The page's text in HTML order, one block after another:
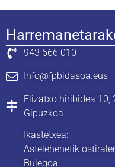
943 666 010
Info@fpbidasoa.eus
Elizatxo hiribidea 10,
Gipuzkoa
Ikastetxea:
Astelehenetik
Bulegoa: